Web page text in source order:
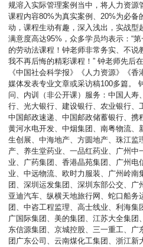
规溶入实际管理案例当中，将人力资源
课程内容80%为真实案例、20%为必备
动，课程生动有趣，深入浅出，实战型
满意度高达95%，众多学员均表示：“
的劳动法课程！钟老师非常务实、不说
我不再后悔的精彩课程！” 钟老师先后
《中国社会科学报》《人力资源》《香
媒体发表专业文章或采访稿100多篇。
问、内训（非公开课）服务：中国人寿
行、光大银行、建设银行、农业银行、
中国邮政速递、中国邮政储蓄银行、携
黄河水电开发、中烟集团、南粤物流
生创展、中海地产、方圆地产、珠江
产、养生堂药业、一品红药业、广州中
业、广药集团、香港晶苑集团、广州电
业、中远物流、欧时力服装、广州岭
团、深圳运发集团、深圳东部公交、
亚迪汽车、纵横天地旅行网、蛇口船
团、中咨工程监理、高士线业、利海
广国际集团、美的集团、江苏大全集
东信源集团、京城控股、三一重工、
团广东公司、云南煤化工集团、浙江新